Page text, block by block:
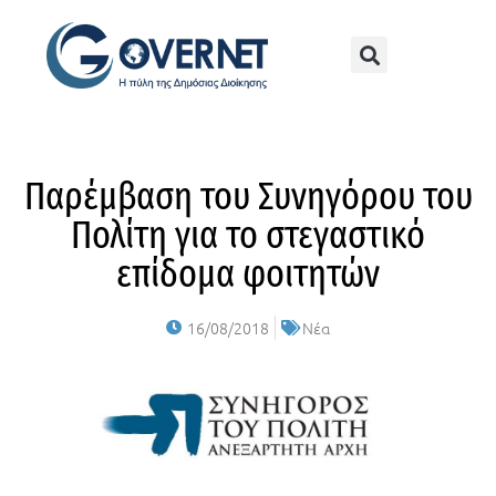
Παρέμβαση του Συνηγόρου του
Πολίτη για το στεγαστικό
επίδομα φοιτητών
16/08/2018 Νέα